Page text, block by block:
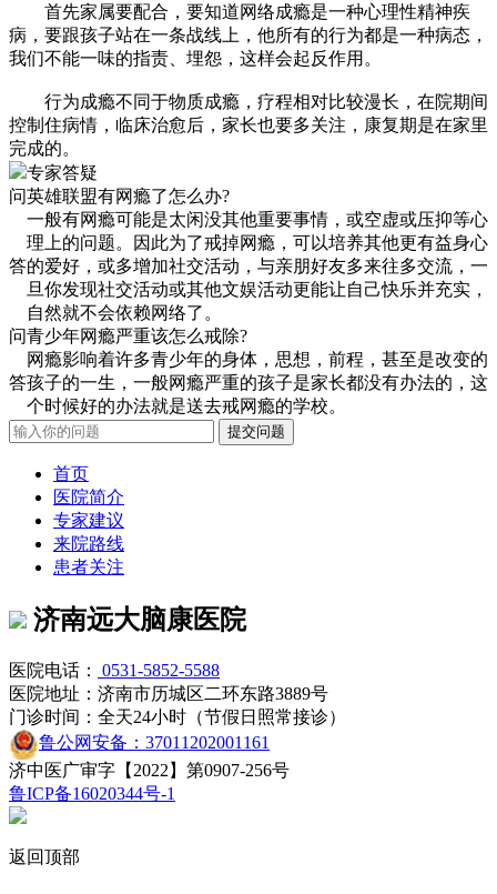
首先家属要配合，要知道网络成瘾是一种心理性精神疾
病，要跟孩子站在一条战线上，他所有的行为都是一种病态，
我们不能一味的指责、埋怨，这样会起反作用。
行为成瘾不同于物质成瘾，疗程相对比较漫长，在院期间
控制住病情，临床治愈后，家长也要多关注，康复期是在家里
完成的。
专家答疑
问英雄联盟有网瘾了怎么办?
答
一般有网瘾可能是太闲没其他重要事情，或空虚或压抑等心
理上的问题。因此为了戒掉网瘾，可以培养其他更有益身心
的爱好，或多增加社交活动，与亲朋好友多来往多交流，一
旦你发现社交活动或其他文娱活动更能让自己快乐并充实，
自然就不会依赖网络了。
问青少年网瘾严重该怎么戒除?
答
网瘾影响着许多青少年的身体，思想，前程，甚至是改变的
孩子的一生，一般网瘾严重的孩子是家长都没有办法的，这
个时候好的办法就是送去戒网瘾的学校。
首页
医院简介
专家建议
来院路线
患者关注
济南远大脑康医院
医院电话：
0531-5852-5588
医院地址：济南市历城区二环东路3889号
门诊时间：全天24小时（节假日照常接诊）
鲁公网安备：37011202001161
济中医广审字【2022】第0907-256号
鲁ICP备16020344号-1
返回顶部